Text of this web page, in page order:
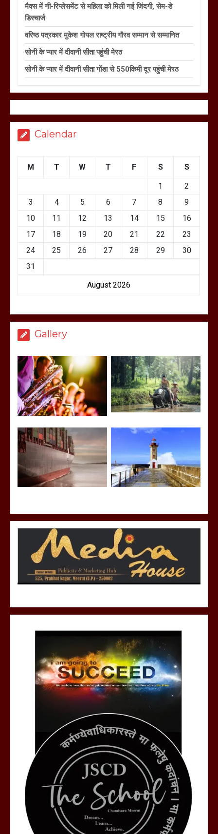
मैक्स में नी-रिप्लेसमेंट से महिला को मिली नई जिंदगी, सेम-डे
डिस्चार्ज
वरिष्ठ पत्रकार मुकेश गोयल राष्ट्रीय गौरव सम्मान से सम्मानित
सोनी के प्यार में दीवानी सीता पहुंची मेरठ
सोनी के प्यार में दीवानी सीता गोंडा से 550किमी दूर पहुंची मेरठ
Calendar
August 2026
M T W T F S S
1
2
3
4 5 6 7 8
9
10
11 12 13 14 15
16
17
18 19 20 21 22
23
24
25 26 27 28 29
30
31
Gallery